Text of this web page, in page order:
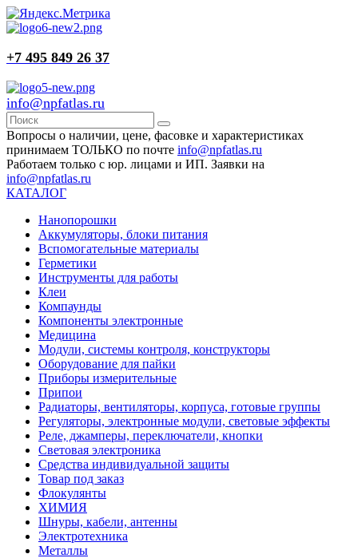
+7 495 849 26 37
info@npfatlas.ru
Вопросы о наличии, цене, фасовке и характеристиках
принимаем ТОЛЬКО по почте info@npfatlas.ru
Работаем только с юр. лицами и ИП. Заявки на
info@npfatlas.ru
КАТАЛОГ
Нанопорошки
Аккумуляторы, блоки питания
Вспомогательные материалы
Герметики
Инструменты для работы
Клеи
Компаунды
Компоненты электронные
Медицина
Модули, системы контроля, конструкторы
Оборудование для пайки
Приборы измерительные
Припои
Радиаторы, вентиляторы, корпуса, готовые группы
Регуляторы, электронные модули, световые эффекты
Реле, джамперы, переключатели, кнопки
Световая электроника
Средства индивидуальной защиты
Товар под заказ
Флокулянты
ХИМИЯ
Шнуры, кабели, антенны
Электротехника
Металлы